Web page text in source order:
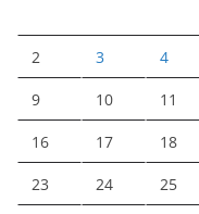
2 3 4
9 10 11
16 17 18
23 24 25